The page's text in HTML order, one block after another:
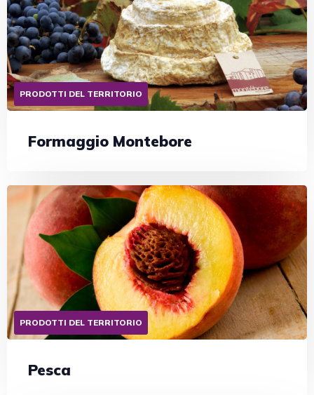
PRODOTTI DEL TERRITORIO
Formaggio Montebore
PRODOTTI DEL TERRITORIO
Pesca